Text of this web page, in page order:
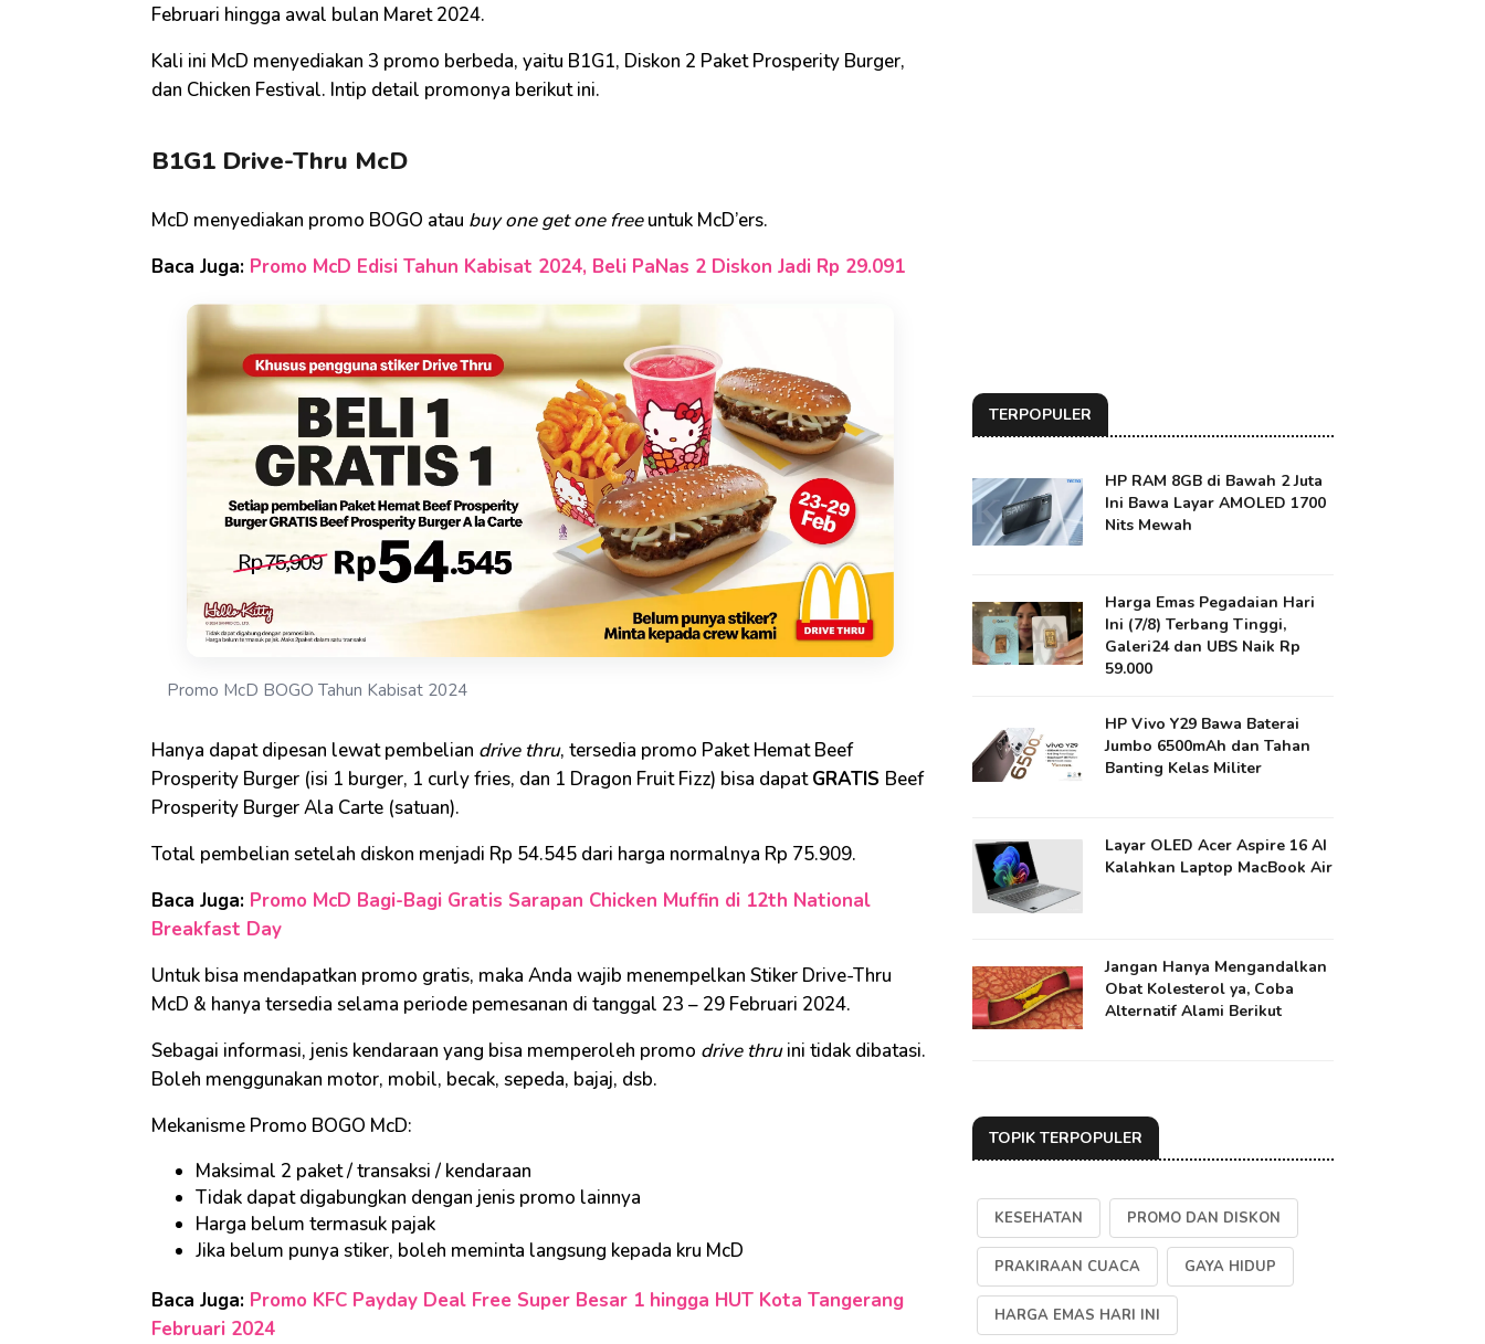
Februari hingga awal bulan Maret 2024.
Kali ini McD menyediakan 3 promo berbeda, yaitu B1G1, Diskon 2 Paket Prosperity Burger,
dan Chicken Festival. Intip detail promonya berikut ini.
B1G1 Drive-Thru McD
McD menyediakan promo BOGO atau buy one get one freeuntuk McD’ers.
Baca Juga: Promo McD Edisi Tahun Kabisat 2024, Beli PaNas 2 Diskon Jadi Rp 29.091
Promo McD BOGO Tahun Kabisat 2024
Hanya dapat dipesan lewat pembelian drive thru, tersedia promo Paket Hemat Beef
Prosperity Burger (isi 1 burger, 1 curly fries, dan 1 Dragon Fruit Fizz) bisa dapatGRATIS Beef
Prosperity Burger Ala Carte (satuan).
Total pembelian setelah diskon menjadi Rp 54.545 dari harga normalnya Rp 75.909.
Baca Juga: Promo McD Bagi-Bagi Gratis Sarapan Chicken Muffin di 12th National
Breakfast Day
Untuk bisa mendapatkan promo gratis, maka Anda wajib menempelkan Stiker Drive-Thru
McD & hanya tersedia selama periode pemesanan di tanggal 23 – 29 Februari 2024.
Sebagai informasi, jenis kendaraan yang bisa memperoleh promo drive thruini tidak dibatasi.
Boleh menggunakan motor, mobil, becak, sepeda, bajaj, dsb.
Mekanisme Promo BOGO McD:
Maksimal 2 paket / transaksi / kendaraan
Tidak dapat digabungkan dengan jenis promo lainnya
Harga belum termasuk pajak
Jika belum punya stiker, boleh meminta langsung kepada kru McD
Baca Juga: Promo KFC Payday Deal Free Super Besar 1 hingga HUT Kota Tangerang
Februari 2024
TERPOPULER
HP RAM 8GB di Bawah 2 Juta
Ini Bawa Layar AMOLED 1700
Nits Mewah
Harga Emas Pegadaian Hari
Ini (7/8) Terbang Tinggi,
Galeri24 dan UBS Naik Rp
59.000
HP Vivo Y29 Bawa Baterai
Jumbo 6500mAh dan Tahan
Banting Kelas Militer
Layar OLED Acer Aspire 16 AI
Kalahkan Laptop MacBook Air
Jangan Hanya Mengandalkan
Obat Kolesterol ya​, Coba
Alternatif Alami Berikut
TOPIK TERPOPULER
KESEHATAN PROMO DAN DISKON
PRAKIRAAN CUACA GAYA HIDUP
HARGA EMAS HARI INI